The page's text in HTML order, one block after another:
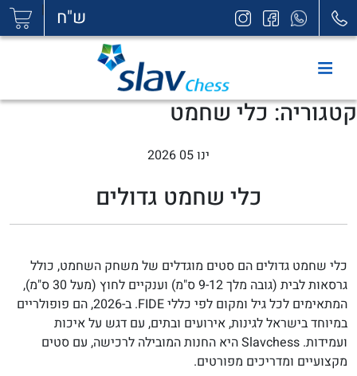
| ש"ח
קטגוריה:כלי שחמט
ינו 05 2026
כלי שחמט גדולים
כלי שחמט גדולים הם סטים מוגדלים של משחק השחמט, כולל
גרסאות לבית (גובה מלך 9-12 ס"מ) וענקיים לחוץ (מעל 30 ס"מ),
המתאימים לכל גיל ומקום לפי כללי FIDE. ב-2026, הם פופולריים
במיוחד בישראל לגינות, אירועים ובתים, עם דגש על איכות
ועמידות. Slavchess היא החנות המובילה לרכישה, עם סטים
מקצועיים ומדריכים מפורטים.